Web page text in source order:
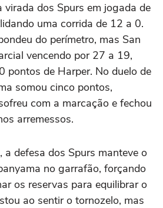
virada dos Spurs em jogada de
uma corrida de 12 a 0.
do perímetro, mas San
vencendo por 27 a 19,
pontos de Harper. No duelo de
somou cinco pontos,
com a marcação e fechou
arremessos.
defesa dos Spurs manteve o
no garrafão, forçando
os reservas para equilibrar o
ao sentir o tornozelo, mas